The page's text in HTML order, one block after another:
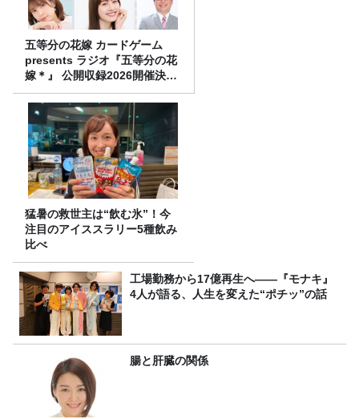
五等分の花嫁 カードゲーム
presents ラジオ『五等分の花
嫁＊』 公開収録2026開催決
定！
猛暑の救世主は“飲む氷”！今
注目のアイススラリー5種飲み
比べ
工場勤務から17億再生へ——『モナキ』
4人が語る、人生を変えた“ポチッ”の話
腸と肝臓の関係